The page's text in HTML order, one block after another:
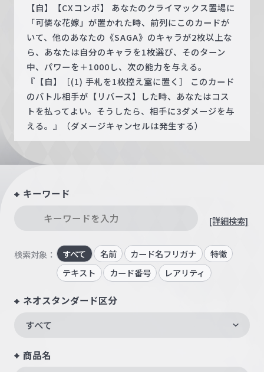
【自】【CXコンボ】 あなたのクライマックス置場に
「可憐な花嫁」が置かれた時、前列にこのカードが
いて、他のあなたの《SAGA》のキャラが2枚以上な
ら、あなたは自分のキャラを1枚選び、そのターン
中、パワーを＋1000し、次の能力を与える。
『【自】［(1) 手札を1枚控え室に置く］ このカード
のバトル相手が【リバース】した時、あなたはコス
トを払ってよい。そうしたら、相手に3ダメージを与
える。』（ダメージキャンセルは発生する）
キーワード
[詳細検索]
検索対象： すべて 名前 カード名フリガナ
特徴
テキスト
カード番号 レアリティ
ネオスタンダード区分
すべて
商品名